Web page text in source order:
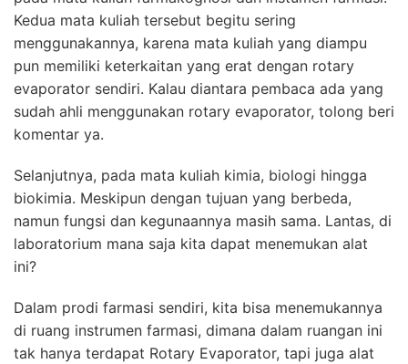
Kedua mata kuliah tersebut begitu sering
menggunakannya, karena mata kuliah yang diampu
pun memiliki keterkaitan yang erat dengan rotary
evaporator sendiri. Kalau diantara pembaca ada yang
sudah ahli menggunakan rotary evaporator, tolong beri
komentar ya.
Selanjutnya, pada mata kuliah kimia, biologi hingga
biokimia. Meskipun dengan tujuan yang berbeda,
namun fungsi dan kegunaannya masih sama. Lantas, di
laboratorium mana saja kita dapat menemukan alat
ini?
Dalam prodi farmasi sendiri, kita bisa menemukannya
di ruang instrumen farmasi, dimana dalam ruangan ini
tak hanya terdapat Rotary Evaporator, tapi juga alat